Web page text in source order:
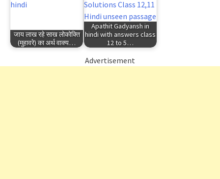
जाय लाख रहे साख लोकोक्ति
(मुहावरे) का अर्थ वाक्य…
Apathit Gadyansh in
hindi with answers class
12 to 5…
Advertisement